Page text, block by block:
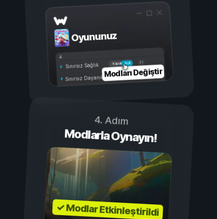
Oyununuz
Açık
Kapalı
Sınırsız Sağlık
Sınırsız DayanıklılıkModları Değiştir
4. Adım
Modlarla Oynayın!
✓ Modlar Etkinleştirildi